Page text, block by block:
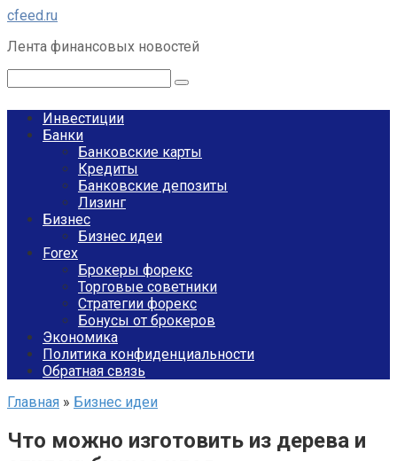
Перейти
контенту
cfeed.ru
Лента финансовых новостей
Инвестиции
Банки
Банковские карты
Кредиты
Банковские депозиты
Лизинг
Бизнес
Бизнес идеи
Forex
Брокеры форекс
Торговые советники
Стратегии форекс
Бонусы от брокеров
Экономика
Политика конфиденциальности
Обратная связь
Главная » Бизнес идеи
Что можно изготовить из дерева и